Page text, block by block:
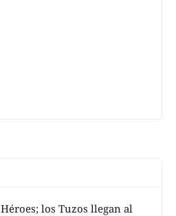
los Tuzos llegan al